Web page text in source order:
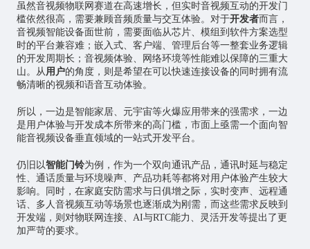
虽然音视频物联网赛道在高速增长，但实时音视频互动的开发门
槛依然很高，需要兼顾音频质量与交互体验。对于开发者而言，
音视频智能设备面世前，需要面临从芯片、模组到软件方案选型
时的平台兼容难；嵌入式、客户端、管理后台等一整套业务逻辑
的开发周期长；音视频体验、网络环境等性能难以保障的三重大
山。从用户的角度，则是希望在可以快速连接设备的同时拥有流
畅清晰的视频和语音互动体验。
所以，一边是智能家居、 元宇宙等火爆应用带来的强需求，一边
是用户体验与开发成本所带来的高门槛，市面上亟需一个面向智
能音视频设备垂直领域的一站式开发平台。
仍旧以智能门铃为例，作为一个双向通讯产品，通讯时延与稳定
性、通话质量与环境噪声、产品功耗等都将对用户体验产生较大
影响。同时，在家庭安防需求与日俱增之际，实时变声、远程通
话、多人音视频互动等场景也逐渐成为刚需，而这些需求反映到
开发端，则对物联网连接、AI与RTC能力、灵活开发等提出了更
加严苛的要求。